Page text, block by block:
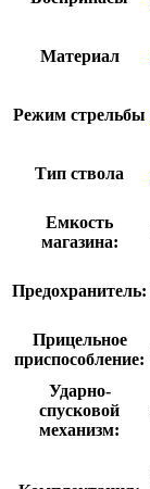
Материал
Режим стрельбы
Тип ствола
Емкость
магазина:
Предохранитель:
Прицельное
приспособление:
Ударно-
спусковой
механизм: